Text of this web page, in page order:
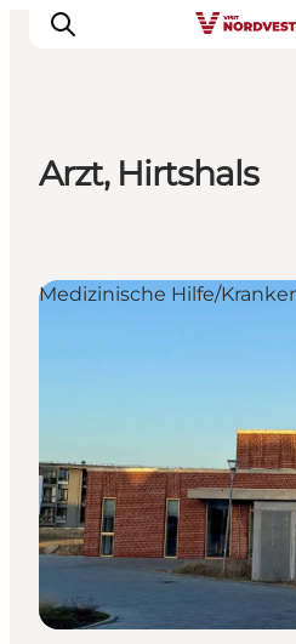
Events
Unterkunft
Arzt, Hirtshals
Medizinische Hilfe/